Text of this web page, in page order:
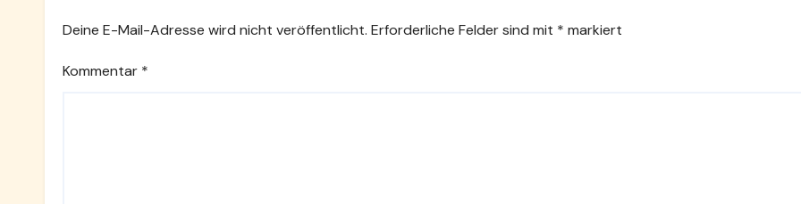
Deine E-Mail-Adresse wird nicht veröffentlicht. Erforderliche Felder sind mit * markiert
Kommentar *